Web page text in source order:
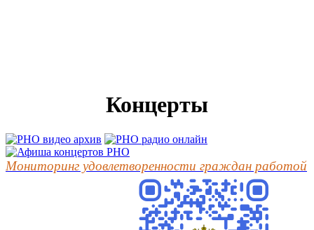
Концерты
Мониторинг удовлетворенности граждан работой